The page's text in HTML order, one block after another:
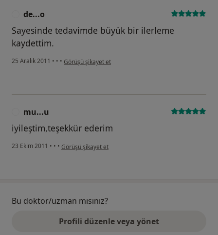
de...o
Sayesinde tedavimde büyük bir ilerleme
kaydettim.
25 Aralık 2011 • • • kullanıcının görüşüne göre de...o
Görüşü şikayet et
mu...u
iyileştim,teşekkür ederim
23 Ekim 2011 • • • kullanıcının görüşüne göre mu...u
Görüşü şikayet et
Bu doktor/uzman mısınız?
Profili düzenle veya yönet